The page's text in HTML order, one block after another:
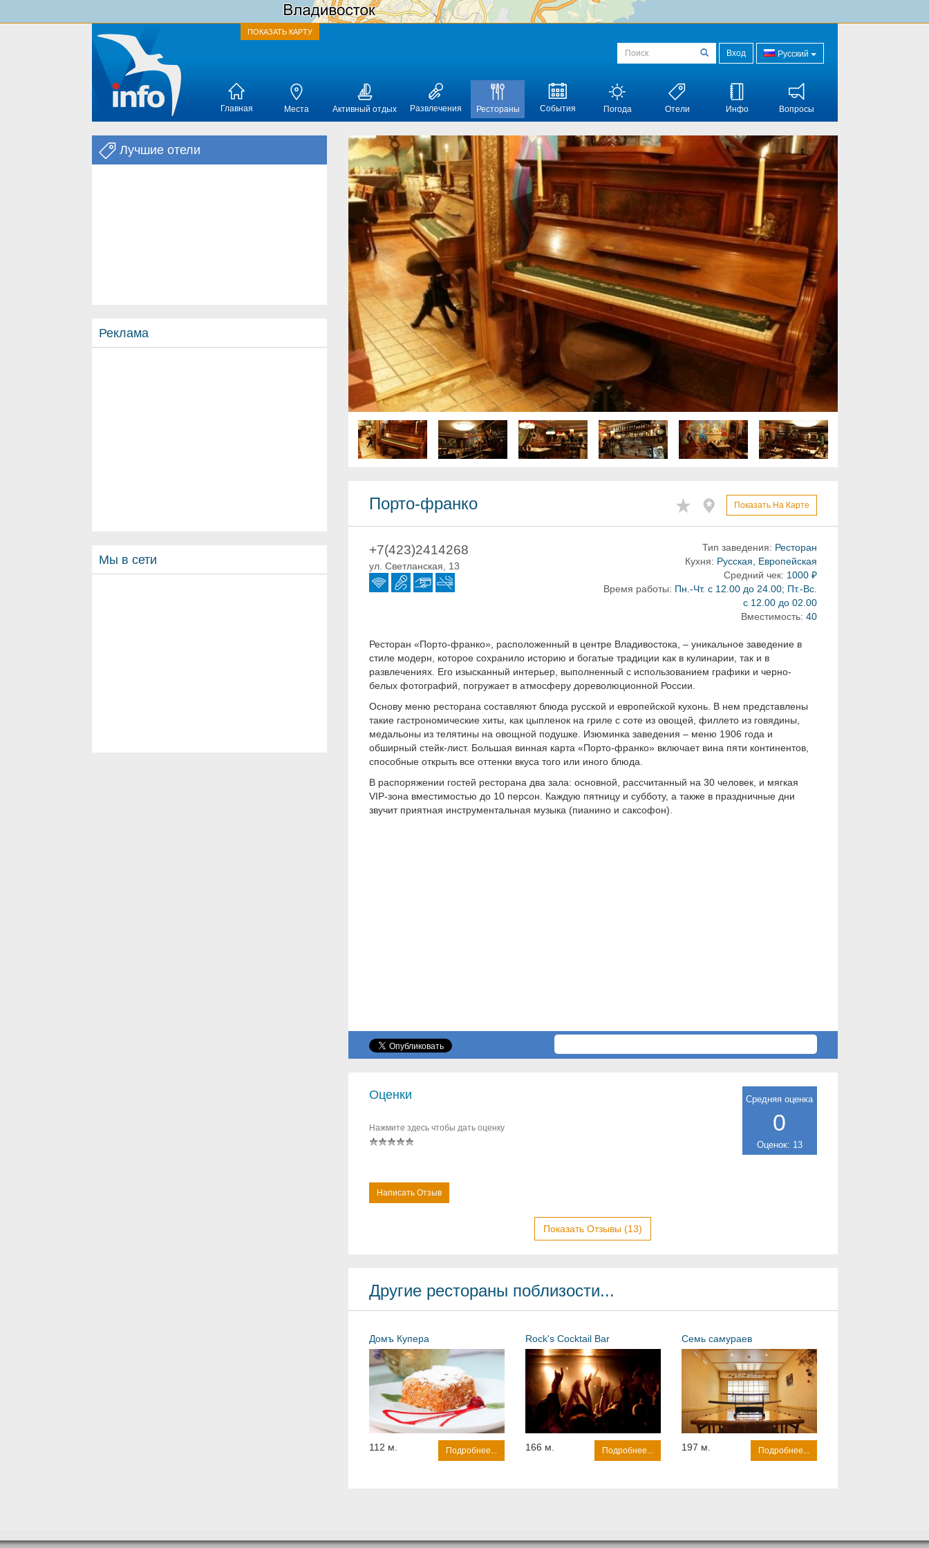
ПОКАЗАТЬ КАРТУ
Вход Русский
Главная Места Активный отдых Развлечения Рестораны События Погода Отели Инфо Вопросы
Лучшие отели
Реклама
Мы в сети
Порто-франко Показать На Карте
+7(423)2414268
ул. Светланская, 13
Тип заведения: Ресторан
Кухня: Русская, Европейская
Средний чек: 1000 ₽
Время работы: Пн.-Чт. с 12.00 до 24.00; Пт.-Вс.
с 12.00 до 02.00
Вместимость: 40
Ресторан «Порто-франко», расположенный в центре Владивостока, – уникальное заведение в
стиле модерн, которое сохранило историю и богатые традиции как в кулинарии, так и в
развлечениях. Его изысканный интерьер, выполненный с использованием графики и черно-
белых фотографий, погружает в атмосферу дореволюционной России.
Основу меню ресторана составляют блюда русской и европейской кухонь. В нем представлены
такие гастрономические хиты, как цыпленок на гриле с соте из овощей, филлето из говядины,
медальоны из телятины на овощной подушке. Изюминка заведения – меню 1906 года и
обширный стейк-лист. Большая винная карта «Порто-франко» включает вина пяти континентов,
способные открыть все оттенки вкуса того или иного блюда.
В распоряжении гостей ресторана два зала: основной, рассчитанный на 30 человек, и мягкая
VIP-зона вместимостью до 10 персон. Каждую пятницу и субботу, а также в праздничные дни
звучит приятная инструментальная музыка (пианино и саксофон).
Средняя оценка
0
Оценок: 13
Оценки
Нажмите здесь чтобы дать оценку
Написать Отзыв
Показать Отзывы (13)
Другие рестораны поблизости...
Домъ Купера
112 м. Подробнее...
Rock's Cocktail Bar
166 м. Подробнее...
Семь самураев
197 м. Подробнее...